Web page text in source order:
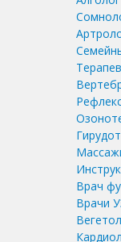
Врач
Врачи